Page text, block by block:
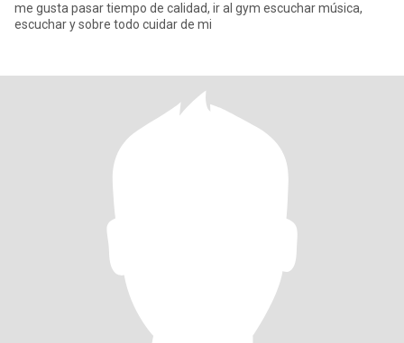
me gusta pasar tiempo de calidad, ir al gym escuchar música,
escuchar y sobre todo cuidar de mi